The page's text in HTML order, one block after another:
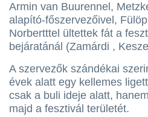
Armin van Buurennel,
alapító-főszervezőivel,
Norbertttel ültettek fát a
bejáratánál (Zamárdi ,
A szervezők szándékai
évek alatt egy kellemes
csak a buli ideje alatt,
majd a fesztivál területét.